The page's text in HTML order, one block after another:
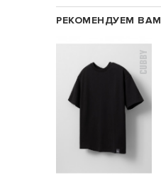
РЕКОМЕНДУЕМ ВАМ